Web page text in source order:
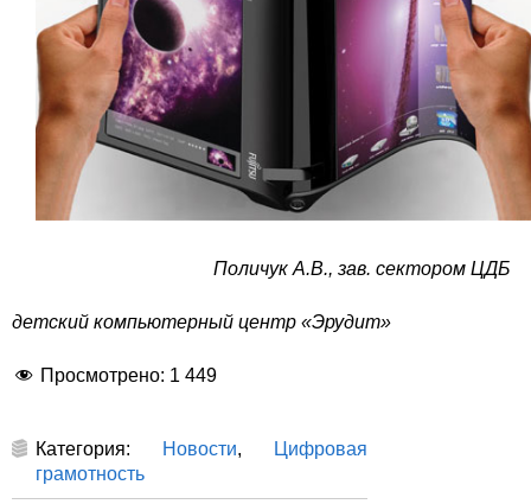
Поличук А.В., зав. сектором ЦДБ
детский компьютерный центр «Эрудит»
Просмотрено: 1 449
Категория: Новости,
Цифровая
грамотность